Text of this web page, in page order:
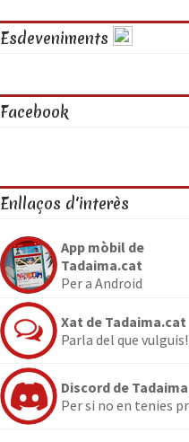
Esdeveniments
Facebook
Enllaços d'interès
App mòbil de
Tadaima.cat
Per a Android
Xat de Tadaima.cat
Parla del que vulguis!
Discord de
Per si no en tenies